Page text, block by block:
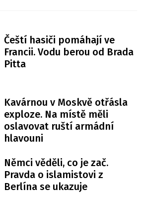
Čeští hasiči pomáhají ve
Francii. Vodu berou od Brada
Pitta
Kavárnou v Moskvě otřásla
exploze. Na místě měli
oslavovat ruští armádní
hlavouni
Němci věděli, co je zač.
Pravda o islamistovi z
Berlína se ukazuje